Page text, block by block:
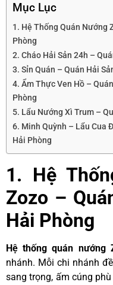
Mục Lục
1. Hệ Thống Quán Nướng
Phòng
2. Cháo Hải Sản 24h –
3. Sỉn Quán – Quán Hải
4. Ẩm Thực Ven Hồ –
Phòng
5. Lẩu Nướng Xì Trum –
6. Minh Quỳnh – Lẩu Cua
Hải Phòng
1. Hệ
Zozo –
Hải Phòng
Hệ thống quán nướng
nhánh. Mỗi chi nhánh
sang trọng, ấm cúng